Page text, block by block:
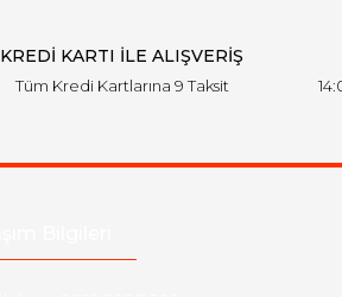
KREDİ KARTI İLE ALIŞVERİŞ
Tüm Kredi Kartlarına 9 Taksit